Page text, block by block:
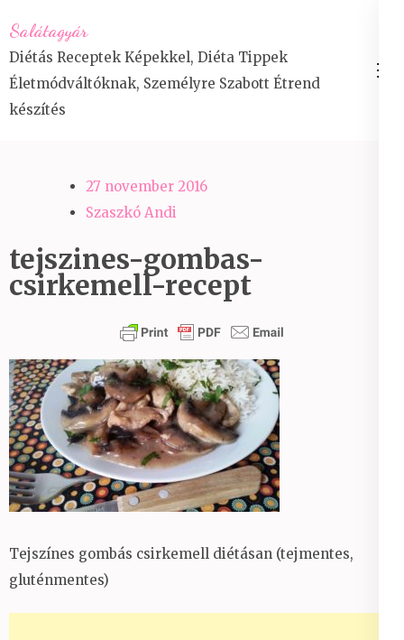
to
content
(Press
Enter)
Salátagyár
Diétás Receptek Képekkel, Diéta Tippek
Életmódváltóknak, Személyre Szabott Étrend
készítés
27 november 2016
Szaszkó Andi
tejszines-gombas-
csirkemell-recept
Tejszínes gombás csirkemell diétásan (tejmentes,
gluténmentes)